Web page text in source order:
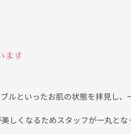
ます
ルといったお肌の状態を拝見し、
しくなるためスタッフが一丸とな